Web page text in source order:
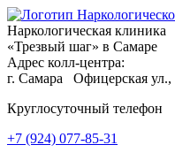
Наркологическая клиника
«Трезвый шаг» в Самаре
Адрес колл-центра:
г. Самара
Офицерская ул.,
Круглосуточный телефон
+7 (924) 077-85-31